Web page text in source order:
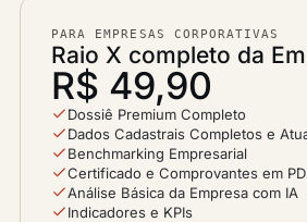
PARA EMPRESAS CORPORATIVAS
Raio X completo da
R$ 49,90
Dossiê Premium Completo
Dados Cadastrais Completos e
Benchmarking Empresarial
Certificado e Comprovantes em
Análise Básica da Empresa com IA
Indicadores e KPIs